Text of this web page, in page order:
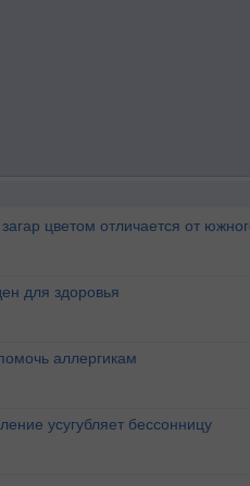
цветом отличается от
для здоровья
аллергикам
усугубляет бессонницу